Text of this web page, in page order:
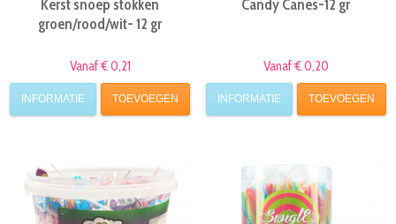
Kerst snoep stokken
groen/rood/wit- 12 gr
Vanaf € 0,21
INFORMATIE TOEVOEGEN
Candy Canes-12 gr
Vanaf € 0,20
INFORMATIE TOEVOEGEN